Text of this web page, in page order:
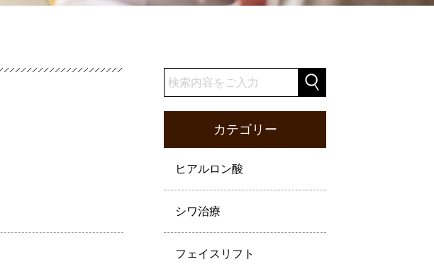
カテゴリー
ヒアルロン酸
シワ治療
フェイスリフト